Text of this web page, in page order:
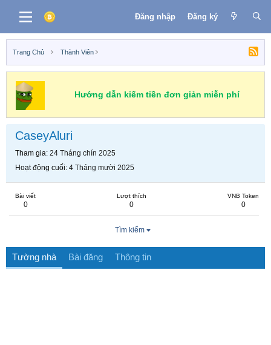
Đăng nhập Đăng ký
Trang Chủ Thành Viên
Hướng dẫn kiếm tiền đơn giản miễn phí
CaseyAluri
Tham gia 24 Tháng chín 2025
Hoạt động cuối 4 Tháng mười 2025
Bài viết
0
Lượt thích
0
VNB Token
0
Tìm kiếm
Tường nhà Bài đăng Thông tin